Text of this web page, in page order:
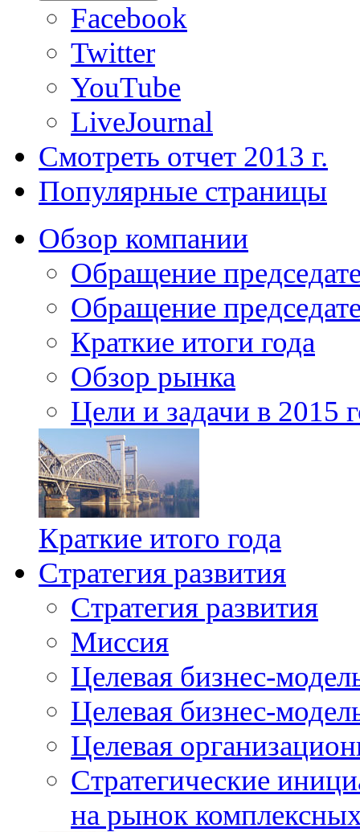
Facebook
Twitter
YouTube
LiveJournal
Смотреть отчет 2013 г.
Популярные страницы
Обзор компании
Обращение
Обращение
Краткие итоги года
Обзор рынка
Цели и задачи в 2015
Краткие итого года
Стратегия развития
Стратегия развития
Миссия
Целевая бизнес-
Целевая бизнес-
Целевая
Стратегические
на рынок